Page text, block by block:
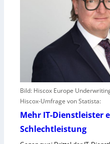
Bild: Hiscox Europe
Hiscox-Umfrage von Statista:
Mehr IT-Dienstleister
Schlechtleistung